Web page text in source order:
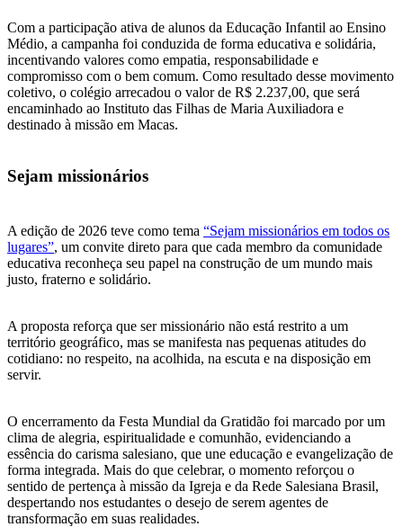
Com a participação ativa de alunos da Educação Infantil ao Ensino
Médio, a campanha foi conduzida de forma educativa e solidária,
incentivando valores como empatia, responsabilidade e
compromisso com o bem comum. Como resultado desse movimento
coletivo, o colégio arrecadou o valor de R$ 2.237,00, que será
encaminhado ao Instituto das Filhas de Maria Auxiliadora e
destinado à missão em Macas.
Sejam missionários
A edição de 2026 teve como tema “Sejam missionários em todos os
lugares”, um convite direto para que cada membro da comunidade
educativa reconheça seu papel na construção de um mundo mais
justo, fraterno e solidário.
A proposta reforça que ser missionário não está restrito a um
território geográfico, mas se manifesta nas pequenas atitudes do
cotidiano: no respeito, na acolhida, na escuta e na disposição em
servir.
O encerramento da Festa Mundial da Gratidão foi marcado por um
clima de alegria, espiritualidade e comunhão, evidenciando a
essência do carisma salesiano, que une educação e evangelização de
forma integrada. Mais do que celebrar, o momento reforçou o
sentido de pertença à missão da Igreja e da Rede Salesiana Brasil,
despertando nos estudantes o desejo de serem agentes de
transformação em suas realidades.